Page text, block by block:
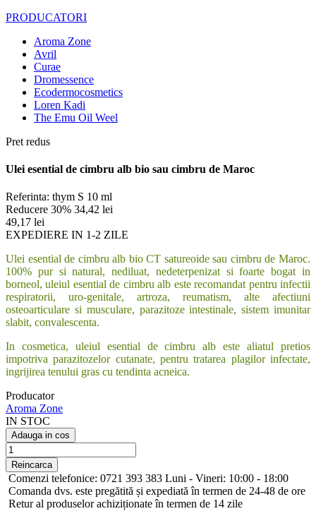
PRODUCATORI
Aroma Zone
Avril
Curae
Dromessence
Ecodermocosmetics
Loren Kadi
The Emu Oil Weel
Pret redus
Ulei esential de cimbru alb bio sau cimbru de Maroc
Referinta: thym S 10 ml
Reducere 30% 34,42 lei
49,17 lei
EXPEDIERE IN 1-2 ZILE
Ulei esential de cimbru alb bio CT satureoide sau cimbru de Maroc.
100% pur si natural, nediluat, nedeterpenizat si foarte bogat in
borneol, uleiul esential de cimbru alb este recomandat pentru infectii
respiratorii, uro-genitale, artroza, reumatism, alte afectiuni
osteoarticulare si musculare, parazitoze intestinale, sistem imunitar
slabit, convalescenta.
In cosmetica, uleiul esential de cimbru alb este aliatul pretios
impotriva parazitozelor cutanate, pentru tratarea plagilor infectate,
ingrijirea tenului gras cu tendinta acneica.
Producator
Aroma Zone
IN STOC
Adauga in cos
Comenzi telefonice: 0721 393 383 Luni - Vineri: 10:00 - 18:00
Comanda dvs. este pregătită și expediată în termen de 24-48 de ore
Retur al produselor achiziționate în termen de 14 zile